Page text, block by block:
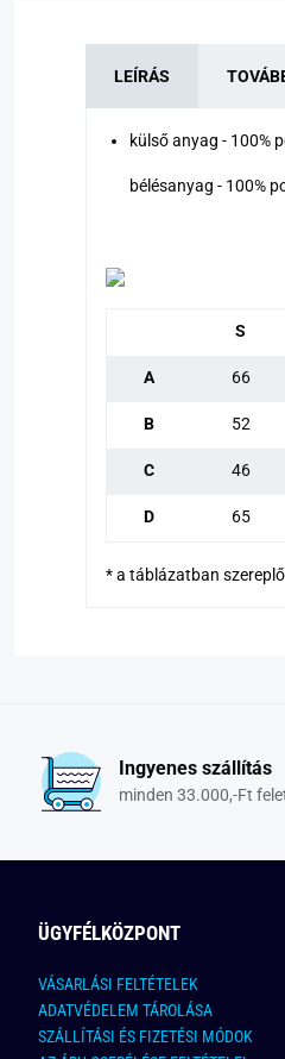
LEÍRÁS
külső anyag - 100%
bélésanyag - 100%
S
A 66
B 52
C 46
D 65
* a táblázatban
Ingyenes szállítás
minden 33.000,-Ft
ÜGYFÉLKÖZPONT
VÁSARLÁSI FELTÉTELEK
ADATVÉDELEM TÁROLÁSA
SZÁLLÍTÁSI ÉS FIZETÉSI MÓDOK